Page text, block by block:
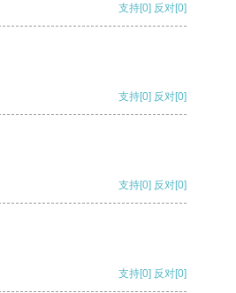
支持[0] 反对[0]
支持[0] 反对[0]
支持[0] 反对[0]
支持[0] 反对[0]